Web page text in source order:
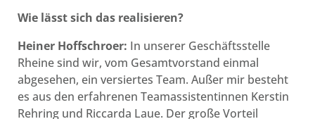
Wie lässt sich das realisieren?
Heiner Hoffschroer: In unserer Geschäftsstelle
Rheine sind wir, vom Gesamtvorstand einmal
abgesehen, ein versiertes Team. Außer mir besteht
es aus den erfahrenen Teamassistentinnen Kerstin
Rehring und Riccarda Laue. Der große Vorteil